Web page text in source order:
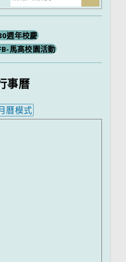
週年校慶
馬高校園活動
事曆
曆模式